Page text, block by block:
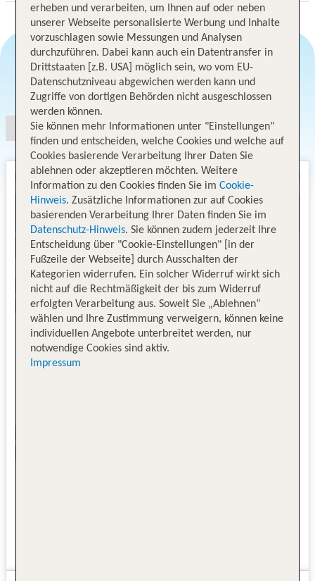
Angebotsauswahl
erheben und verarbeiten, um Ihnen auf oder neben
unserer Webseite personalisierte Werbung und Inhalte
vorzuschlagen sowie Messungen und Analysen
durchzuführen. Dabei kann auch ein Datentransfer in
Drittstaaten [z.B. USA] möglich sein, wo vom EU-
Datenschutzniveau abgewichen werden kann und
Zugriffe von dortigen Behörden nicht ausgeschlossen
werden können.
Sie können mehr Informationen unter "Einstellungen"
finden und entscheiden, welche Cookies und welche auf
Cookies basierende Verarbeitung Ihrer Daten Sie
ablehnen oder akzeptieren möchten. Weitere
Information zu den Cookies finden Sie im Cookie-
Hinweis. Zusätzliche Informationen zur auf Cookies
basierenden Verarbeitung Ihrer Daten finden Sie im
Datenschutz-Hinweis. Sie können zudem jederzeit Ihre
Entscheidung über "Cookie-Einstellungen" [in der
Fußzeile der Webseite] durch Ausschalten der
Kategorien widerrufen. Ein solcher Widerruf wirkt sich
nicht auf die Rechtmäßigkeit der bis zum Widerruf
erfolgten Verarbeitung aus. Soweit Sie „Ablehnen“
wählen und Ihre Zustimmung verweigern, können keine
individuellen Angebote unterbreitet werden, nur
notwendige Cookies sind aktiv.
Impressum